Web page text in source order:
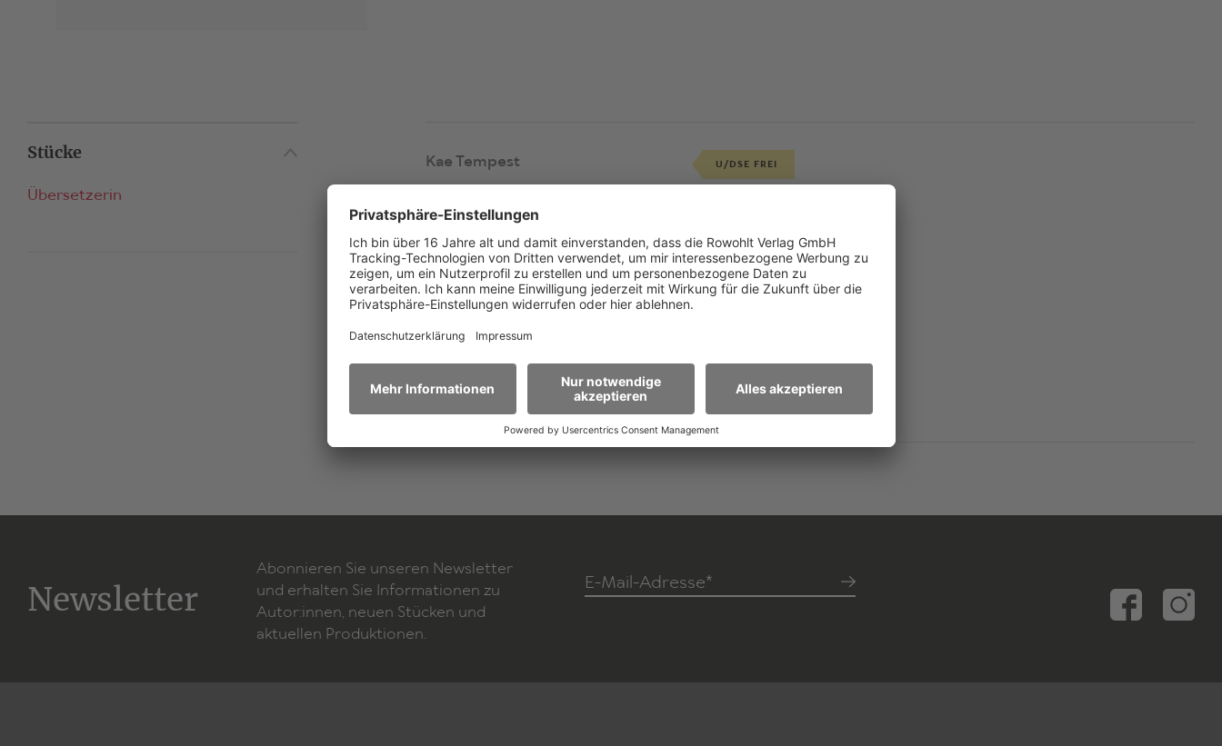
Stücke
Übersetzerin
Kae Tempest U/DSE FREI
Songs von Kae Tempest und
Dan Carey
Deutsch vonJohanna Davids
Besetzung
Newsletter
Abonnieren Sie unseren Newsletter
und erhalten Sie Informationen zu
Autor:innen, neuen Stücken und
aktuellen Produktionen.
E-Mail-Adresse*